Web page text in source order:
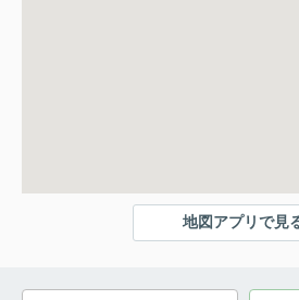
地図アプリで見